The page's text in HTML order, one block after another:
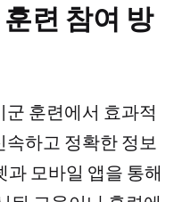
련 참여 방
훈련에서 효과적
하고 정확한 정보
모바일 앱을 통해